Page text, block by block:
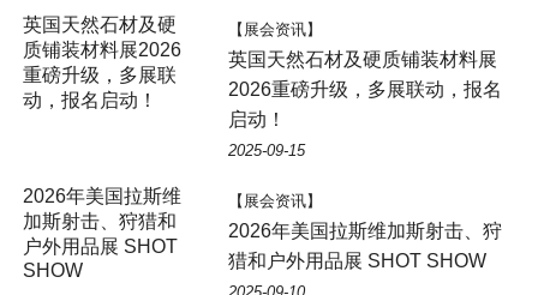
【展会资讯】
英国天然石材及硬质铺装材料展
2026重磅升级，多展联动，报名
启动！
2025-09-15
2026年美国拉斯维
加斯射击、狩猎和
户外用品展 SHOT
SHOW
【展会资讯】
2026年美国拉斯维加斯射击、狩
猎和户外用品展 SHOT SHOW